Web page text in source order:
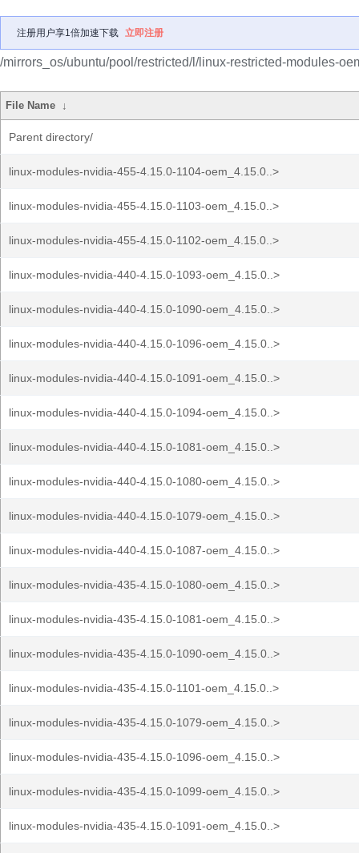
注册用户享1倍加速下载 立即注册
/mirrors_os/ubuntu/pool/restricted/l/linux-restricted-modules-
File Name ↓
Parent directory/
linux-modules-nvidia-455-4.15.0-1104-oem_4.15.0..>
linux-modules-nvidia-455-4.15.0-1103-oem_4.15.0..>
linux-modules-nvidia-455-4.15.0-1102-oem_4.15.0..>
linux-modules-nvidia-440-4.15.0-1093-oem_4.15.0..>
linux-modules-nvidia-440-4.15.0-1090-oem_4.15.0..>
linux-modules-nvidia-440-4.15.0-1096-oem_4.15.0..>
linux-modules-nvidia-440-4.15.0-1091-oem_4.15.0..>
linux-modules-nvidia-440-4.15.0-1094-oem_4.15.0..>
linux-modules-nvidia-440-4.15.0-1081-oem_4.15.0..>
linux-modules-nvidia-440-4.15.0-1080-oem_4.15.0..>
linux-modules-nvidia-440-4.15.0-1079-oem_4.15.0..>
linux-modules-nvidia-440-4.15.0-1087-oem_4.15.0..>
linux-modules-nvidia-435-4.15.0-1080-oem_4.15.0..>
linux-modules-nvidia-435-4.15.0-1081-oem_4.15.0..>
linux-modules-nvidia-435-4.15.0-1090-oem_4.15.0..>
linux-modules-nvidia-435-4.15.0-1101-oem_4.15.0..>
linux-modules-nvidia-435-4.15.0-1079-oem_4.15.0..>
linux-modules-nvidia-435-4.15.0-1096-oem_4.15.0..>
linux-modules-nvidia-435-4.15.0-1099-oem_4.15.0..>
linux-modules-nvidia-435-4.15.0-1091-oem_4.15.0..>